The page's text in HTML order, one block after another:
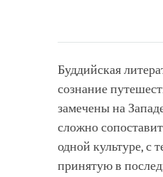
Буддийская
сознание
замечены на
сложно
одной культуре, с
принятую в